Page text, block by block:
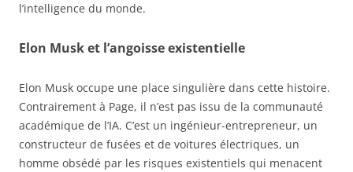
l’intelligence du monde.
Elon Musk et l’angoisse existentielle
Elon Musk occupe une place singulière dans cette histoire.
Contrairement à Page, il n’est pas issu de la communauté
académique de l’IA. C’est un ingénieur-entrepreneur, un
constructeur de fusées et de voitures électriques, un
homme obsédé par les risques existentiels qui menacent